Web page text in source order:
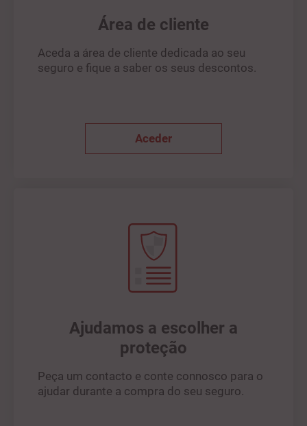
Área de cliente
Aceda a área de cliente dedicada ao seu
seguro e fique a saber os seus descontos.
Aceder
Ajudamos a escolher a
proteção
Peça um contacto e conte connosco para o
ajudar durante a compra do seu seguro.